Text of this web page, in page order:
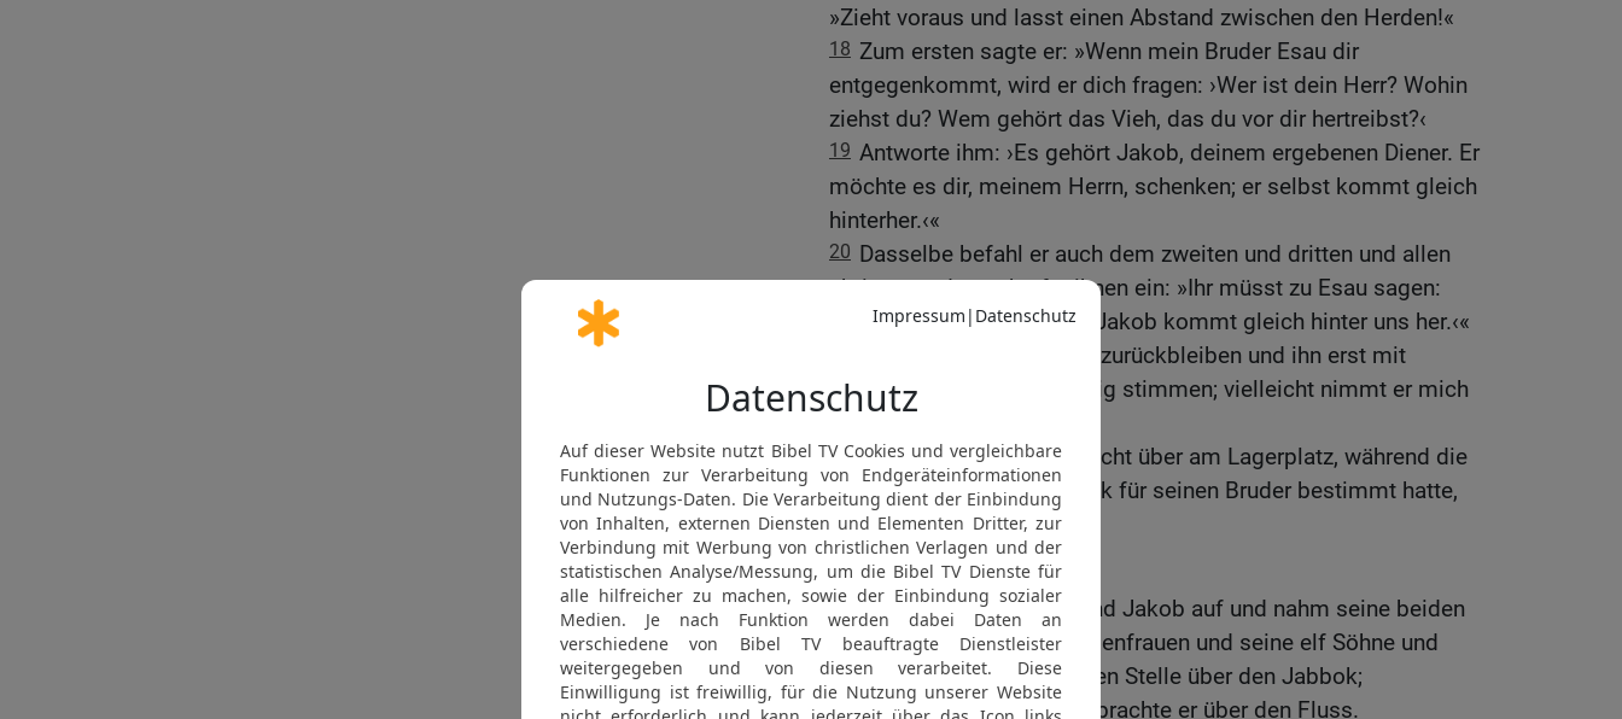
»Zieht voraus und lasst einen Abstand zwischen den Herden!«
18 Zum ersten sagte er: »Wenn mein Bruder Esau dir
entgegenkommt, wird er dich fragen: ›Wer ist dein Herr? Wohin
ziehst du? Wem gehört das Vieh, das du vor dir hertreibst?‹
19 Antworte ihm: ›Es gehört Jakob, deinem ergebenen Diener. Er
möchte es dir, meinem Herrn, schenken; er selbst kommt gleich
hinterher.‹«
20 Dasselbe befahl er auch dem zweiten und dritten und allen
übrigen, und er schärfte ihnen ein: »Ihr müsst zu Esau sagen:
›Dein ergebener Diener Jakob kommt gleich hinter uns her.‹«
Er dachte nämlich: Ich will zurückbleiben und ihn erst mit
meinen Geschenken günstig stimmen; vielleicht nimmt er mich
22 Jakob blieb also die Nacht über am Lagerplatz, während die
Herden, die er als Geschenk für seinen Bruder bestimmt hatte,
vorauszogen.
Jakob ringt mit Gott
23 Mitten in der Nacht stand Jakob auf und nahm seine beiden
Frauen und die beiden Nebenfrauen und seine elf Söhne und
brachte sie an einer seichten Stelle über den Jabbok;
24 auch alle seine Herden brachte er über den Fluss.